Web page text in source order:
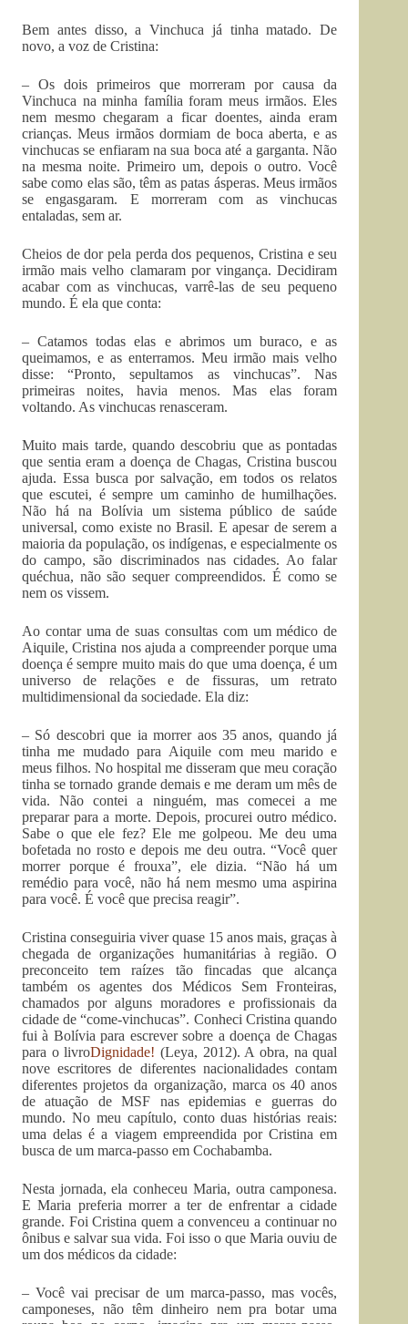
Bem antes disso, a Vinchuca já tinha matado. De
novo, a voz de Cristina:
– Os dois primeiros que morreram por causa da
Vinchuca na minha família foram meus irmãos. Eles
nem mesmo chegaram a ficar doentes, ainda eram
crianças. Meus irmãos dormiam de boca aberta, e as
vinchucas se enfiaram na sua boca até a garganta. Não
na mesma noite. Primeiro um, depois o outro. Você
sabe como elas são, têm as patas ásperas. Meus irmãos
se engasgaram. E morreram com as vinchucas
entaladas, sem ar.
Cheios de dor pela perda dos pequenos, Cristina e seu
irmão mais velho clamaram por vingança. Decidiram
acabar com as vinchucas, varrê-las de seu pequeno
mundo. É ela que conta:
– Catamos todas elas e abrimos um buraco, e as
queimamos, e as enterramos. Meu irmão mais velho
disse: “Pronto, sepultamos as vinchucas”. Nas
primeiras noites, havia menos. Mas elas foram
voltando. As vinchucas renasceram.
Muito mais tarde, quando descobriu que as pontadas
que sentia eram a doença de Chagas, Cristina buscou
ajuda. Essa busca por salvação, em todos os relatos
que escutei, é sempre um caminho de humilhações.
Não há na Bolívia um sistema público de saúde
universal, como existe no Brasil. E apesar de serem a
maioria da população, os indígenas, e especialmente os
do campo, são discriminados nas cidades. Ao falar
quéchua, não são sequer compreendidos. É como se
nem os vissem.
Ao contar uma de suas consultas com um médico de
Aiquile, Cristina nos ajuda a compreender porque uma
doença é sempre muito mais do que uma doença, é um
universo de relações e de fissuras, um retrato
multidimensional da sociedade. Ela diz:
– Só descobri que ia morrer aos 35 anos, quando já
tinha me mudado para Aiquile com meu marido e
meus filhos. No hospital me disseram que meu coração
tinha se tornado grande demais e me deram um mês de
vida. Não contei a ninguém, mas comecei a me
preparar para a morte. Depois, procurei outro médico.
Sabe o que ele fez? Ele me golpeou. Me deu uma
bofetada no rosto e depois me deu outra. “Você quer
morrer porque é frouxa”, ele dizia. “Não há um
remédio para você, não há nem mesmo uma aspirina
para você. É você que precisa reagir”.
Cristina conseguiria viver quase 15 anos mais, graças à
chegada de organizações humanitárias à região. O
preconceito tem raízes tão fincadas que alcança
também os agentes dos Médicos Sem Fronteiras,
chamados por alguns moradores e profissionais da
cidade de “come-vinchucas”. Conheci Cristina quando
fui à Bolívia para escrever sobre a doença de Chagas
para o livroDignidade! (Leya, 2012). A obra, na qual
nove escritores de diferentes nacionalidades contam
diferentes projetos da organização, marca os 40 anos
de atuação de MSF nas epidemias e guerras do
mundo. No meu capítulo, conto duas histórias reais:
uma delas é a viagem empreendida por Cristina em
busca de um marca-passo em Cochabamba.
Nesta jornada, ela conheceu Maria, outra camponesa.
E Maria preferia morrer a ter de enfrentar a cidade
grande. Foi Cristina quem a convenceu a continuar no
ônibus e salvar sua vida. Foi isso o que Maria ouviu de
um dos médicos da cidade:
– Você vai precisar de um marca-passo, mas vocês,
camponeses, não têm dinheiro nem pra botar uma